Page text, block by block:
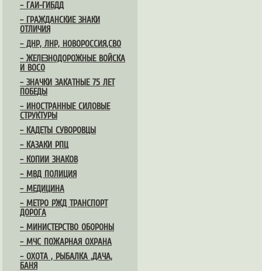
– ГАИ-ГИБДД
– ГРАЖДАНСКИЕ ЗНАКИ
ОТЛИЧИЯ
– ДНР, ЛНР, НОВОРОССИЯ,СВО
– ЖЕЛЕЗНОДОРОЖНЫЕ ВОЙСКА
И ВОСО
– ЗНАЧКИ ЗАКАТНЫЕ 75 ЛЕТ
ПОБЕДЫ
– ИНОСТРАННЫЕ СИЛОВЫЕ
СТРУКТУРЫ
– КАДЕТЫ СУВОРОВЦЫ
– КАЗАКИ РПЦ
– КОПИИ ЗНАКОВ
– МВД ПОЛИЦИЯ
– МЕДИЦИНА
– МЕТРО РЖД ТРАНСПОРТ
ДОРОГА
– МИНИСТЕРСТВО ОБОРОНЫ
– МЧС ПОЖАРНАЯ ОХРАНА
– ОХОТА , РЫБАЛКА ,ДАЧА,
БАНЯ